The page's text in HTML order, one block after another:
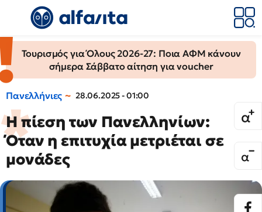
Τουρισμός για Όλους 2026-27: Ποια ΑΦΜ κάνουν
σήμερα Σάββατο αίτηση για voucher
Πανελλήνιες 28.06.2025 - 01:00
Η πίεση των Πανελληνίων:
Όταν η επιτυχία μετριέται σε
μονάδες